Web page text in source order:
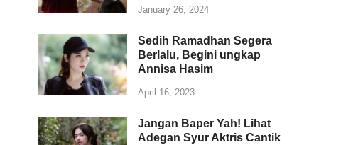
January 26, 2024
Sedih Ramadhan Segera
Berlalu, Begini ungkap
Annisa Hasim
April 16, 2023
Jangan Baper Yah! Lihat
Adegan Syur Aktris Cantik